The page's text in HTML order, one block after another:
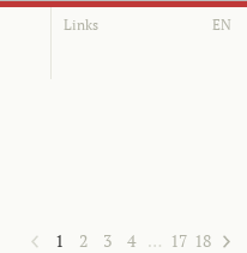
Links EN
1 2 3 4 … 17 18